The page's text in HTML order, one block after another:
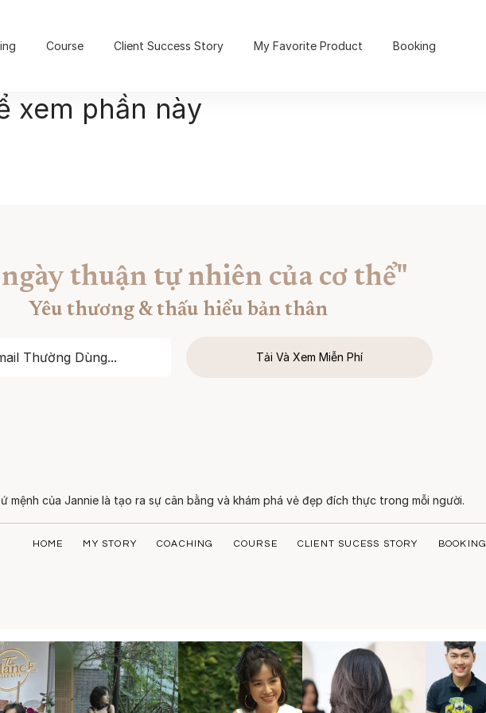
Course Client Success Story My Favorite Product Booking
xem phần này
thuận tự nhiên của cơ thể"
Yêu thương & thấu hiểu bản thân
Tải Và Xem Miễn Phí
mệnh của Jannie là tạo ra sự cân bằng và khám phá vẻ đẹp đích thực trong mỗi người.
HOME MY STORY COACHING COURSE CLIENT SUCESS STORY BOOKING